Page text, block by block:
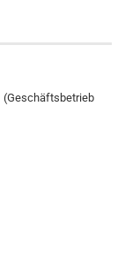
(Geschäftsbetrieb